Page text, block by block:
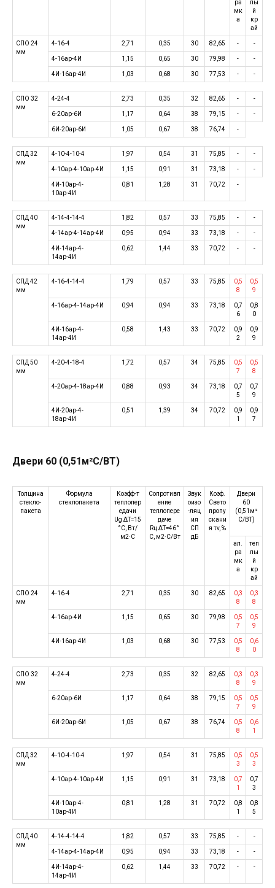
ра
мк
а
лы
й
кр
ай
СПО 24
мм
4-16-4 2,71 0,35 30 82,65 - -
4-16ар-4И 1,15 0,65 30 79,98 - -
4И-16ар-4И 1,03 0,68 30 77,53 - -
СПО 32
мм
4-24-4 2,73 0,35 32 82,65 - -
6-20ар-6И 1,17 0,64 38 79,15 - -
6И-20ар-6И 1,05 0,67 38 76,74 -
СПД 32
мм
4-10-4-10-4 1,97 0,54 31 75,85 - -
4-10ар-4-10ар-4И 1,15 0,91 31 73,18 - -
4И-10ар-4-
10ар-4И
0,81 1,28 31 70,72 -
СПД 40
мм
4-14-4-14-4 1,82 0,57 33 75,85 - -
4-14ар-4-14ар-4И 0,95 0,94 33 73,18 - -
4И-14ар-4-
14ар-4И
0,62 1,44 33 70,72 - -
СПД 42
мм
4-16-4-14-4 1,79 0,57 33 75,85
0,5
8
0,5
9
4-16ар-4-14ар-4И 0,94 0,94 33 73,18
0,7
6
0,8
0
4И-16ар-4-
14ар-4И
0,58 1,43 33 70,72
0,9
2
0,9
9
СПД 50
мм
4-20-4-18-4 1,72 0,57 34 75,85
0,5
7
0,5
8
4-20ар-4-18ар-4И 0,88 0,93 34 73,18
0,7
5
0,7
9
4И-20ар-4-
18ар-4И
0,51 1,39 34 70,72
0,9
1
0,9
7
Двери 60 (0,51м²С/ВТ)
Толщина
стекло-
пакета
Формула
стеклопакета
Коэфф-т
теплопер
едачи
Ug ΔT=15
°C, Вт/
м2·C
Сопротивл
ение
теплопере
даче
Rц ΔT=46°
C, м2·C/Вт
Звук
оизо
-ляц
ия
СП
дБ
Коэф.
Свето
пропу
скани
я τv, %
Двери
60
(0,51м²
С/ВТ)
ал.
ра
мк
а
теп
лы
й
кр
ай
СПО 24
мм
4-16-4 2,71 0,35 30 82,65
0,3
8
0,3
8
4-16ар-4И 1,15 0,65 30 79,98
0,5
7
0,5
9
4И-16ар-4И 1,03 0,68 30 77,53
0,5
8
0,6
0
СПО 32
мм
4-24-4 2,73 0,35 32 82,65
0,3
8
0,3
9
6-20ар-6И 1,17 0,64 38 79,15
0,5
7
0,5
9
6И-20ар-6И 1,05 0,67 38 76,74
0,5
8
0,6
1
СПД 32
мм
4-10-4-10-4 1,97 0,54 31 75,85
0,5
3
0,5
3
4-10ар-4-10ар-4И 1,15 0,91 31 73,18
0,7
1
0,7
3
4И-10ар-4-
10ар-4И
0,81 1,28 31 70,72
0,8
1
0,8
5
СПД 40
мм
4-14-4-14-4 1,82 0,57 33 75,85 - -
4-14ар-4-14ар-4И 0,95 0,94 33 73,18 - -
4И-14ар-4-
14ар-4И
0,62 1,44 33 70,72 - -